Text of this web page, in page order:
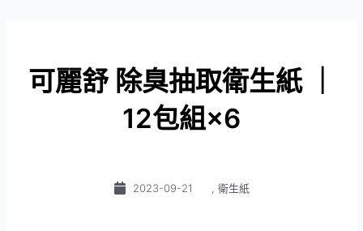
可麗舒 除臭抽取衛生紙 ｜
12包組×6
2023-09-21 衛生紙